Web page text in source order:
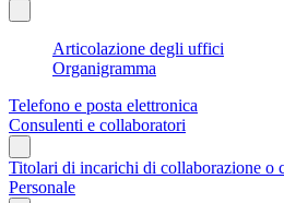
Articolazione degli uffici
Organigramma
Telefono e posta elettronica
Consulenti e collaboratori
Titolari di incarichi di collaborazione o
Personale